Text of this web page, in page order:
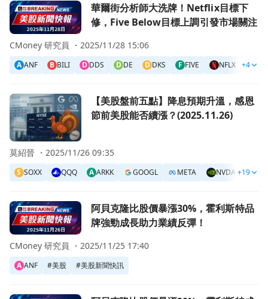
前往華爾街分析師大洗牌！Netflix目標下修，Five Below目
華爾街分析師大洗牌！Netflix目標下
修，Five Below目標上調引發市場關注
A ANF B BILI D DDS D DE D DKS F FIVE NFLX N
+4
CMoney 研究員 ・2025/11/28 15:06
前往【美股盤前五點】降息預期升溫，感恩節前美股能否續
【美股盤前五點】降息預期升溫，感恩
節前美股能否續漲？(2025.11.26)
S SOXX QQQ A ARKK GOOGL META NVDA +19
莫紹晉 ・2025/11/26 09:35
前往阿貝克隆比股價暴漲30%，霍利斯特品牌強勁成長助力
阿貝克隆比股價暴漲30%，霍利斯特品
牌強勁成長助力業績反彈！
A ANF #美股 #美股新聞快訊
CMoney 研究員 ・2025/11/25 17:40